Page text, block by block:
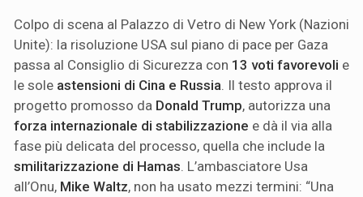
Colpo di scena al Palazzo di Vetro di New York (Nazioni
Unite): la risoluzione USA sul piano di pace per Gaza
passa al Consiglio di Sicurezza con 13 voti favorevoli e
le sole astensioni di Cina e Russia . Il testo approva il
progetto promosso da Donald Trump, autorizza una
forza internazionale di stabilizzazione e dà il via alla
fase più delicata del processo, quella che include la
smilitarizzazione di Hamas . L’ambasciatore Usa
all’Onu, Mike Waltz, non ha usato mezzi termini: “Una